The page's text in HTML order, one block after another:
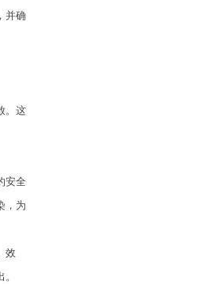
并确
。这
安全
，为
效